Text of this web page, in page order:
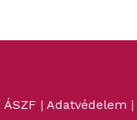
ÁSZF| Adatvédelem |